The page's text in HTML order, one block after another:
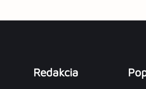
Redakcia